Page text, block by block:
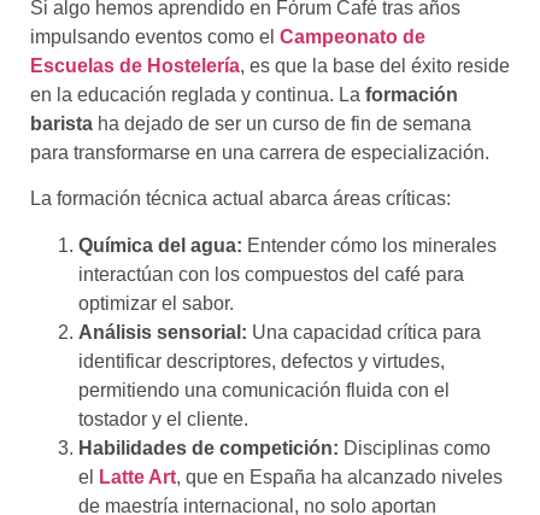
Si algo hemos aprendido en Fórum Café tras años
impulsando eventos como el Campeonato de
Escuelas de Hostelería, es que la base del éxito reside
en la educación reglada y continua. La formación
barista ha dejado de ser un curso de fin de semana
para transformarse en una carrera de especialización.
La formación técnica actual abarca áreas críticas:
Química del agua: Entender cómo los minerales
interactúan con los compuestos del café para
optimizar el sabor.
Análisis sensorial: Una capacidad crítica para
identificar descriptores, defectos y virtudes,
permitiendo una comunicación fluida con el
tostador y el cliente.
Habilidades de competición: Disciplinas como
el
Latte Art, que en España ha alcanzado niveles
de maestría internacional, no solo aportan